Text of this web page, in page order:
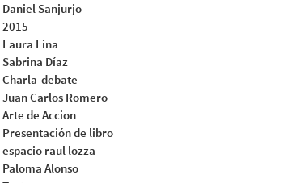
Daniel Sanjurjo
2015
Laura Lina
Sabrina Díaz
Charla-debate
Juan Carlos Romero
Arte de Accion
Presentación de libro
espacio raul lozza
Paloma Alonso